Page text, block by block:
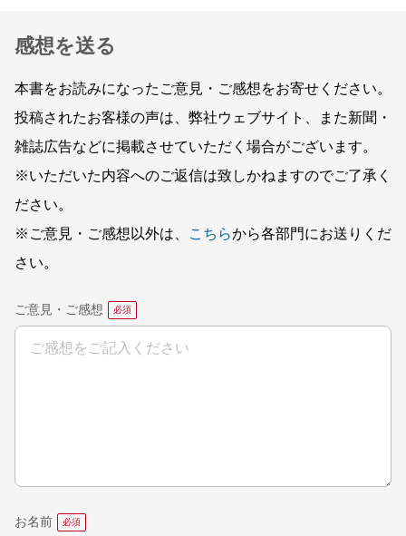
感想を送る
本書をお読みになったご意見・ご感想をお寄せください。
投稿されたお客様の声は、弊社ウェブサイト、また新聞・
雑誌広告などに掲載させていただく場合がございます。
※いただいた内容へのご返信は致しかねますのでご了承く
ださい。
※ご意見・ご感想以外は、
こちらから各部門にお送りくだ
さい。
ご意見・ご感想
お名前